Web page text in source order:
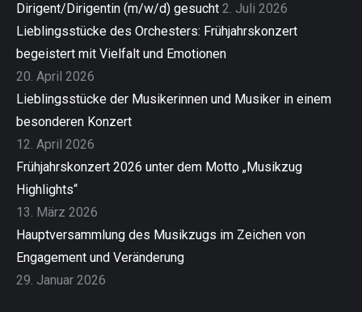
Dirigent/Dirigentin (m/w/d) gesucht 2. Juli 2026
Lieblingsstücke des Orchesters: Frühjahrskonzert
begeistert mit Vielfalt und Emotionen
20. April 2026
Lieblingsstücke der Musikerinnen und Musiker in einem
besonderen Konzert
12. April 2026
Frühjahrskonzert 2026 unter dem Motto „Musikzug
Highlights“
13. März 2026
Hauptversammlung des Musikzugs im Zeichen von
Engagement und Veränderung
29. Januar 2026